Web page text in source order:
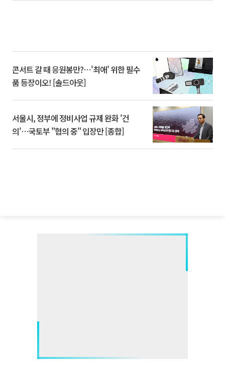
콘서트 갈 때 응원봉만?⋯'최애' 위한 필수
품 등장이오! [솔드아웃]
서울시, 정부에 정비사업 규제 완화 '건
의'⋯국토부 "협의 중" 입장만 [종합]